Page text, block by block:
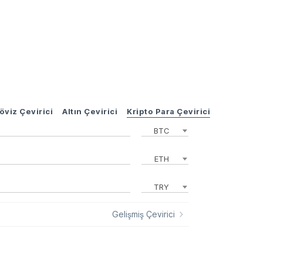
Çevirici Altın Çevirici Kripto Para Çevirici
BTC
ETH
TRY
Gelişmiş Çevirici